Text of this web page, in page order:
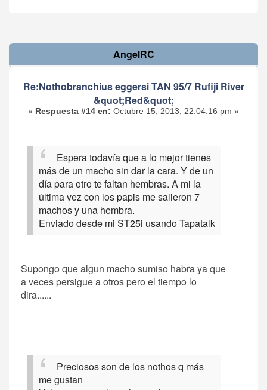
AngelRC
Re:Nothobranchius eggersi TAN 95/7 Rufiji River
&quot;Red&quot;
« Respuesta #14 en: Octubre 15, 2013, 22:04:16 pm »
Espera todavía que a lo mejor tienes
más de un macho sin dar la cara. Y de un
día para otro te faltan hembras. A mi la
última vez con los papis me salieron 7
machos y una hembra.
Enviado desde mi ST25i usando Tapatalk
Supongo que algun macho sumiso habra ya que
a veces persigue a otros pero el tiempo lo
dira......
Preciosos son de los nothos q más
me gustan